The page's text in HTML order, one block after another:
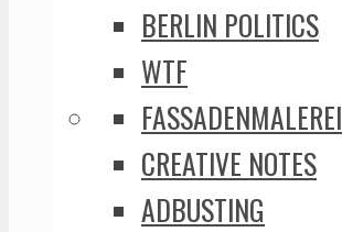
BERLIN POLITICS
WTF
FASSADENMALEREI
CREATIVE NOTES
ADBUSTING